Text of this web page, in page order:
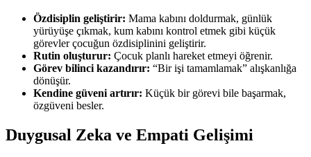
Özdisiplin geliştirir: Mama kabını doldurmak, günlük
yürüyüşe çıkmak, kum kabını kontrol etmek gibi küçük
görevler çocuğun özdisiplinini geliştirir.
Rutin oluşturur: Çocuk planlı hareket etmeyi öğrenir.
Görev bilinci kazandırır: “Bir işi tamamlamak” alışkanlığa
dönüşür.
Kendine güveni artırır: Küçük bir görevi bile başarmak,
özgüveni besler.
Duygusal Zeka ve Empati Gelişimi